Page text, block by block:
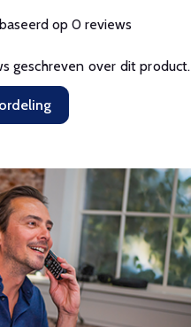
op 0 reviews
geschreven over dit product.